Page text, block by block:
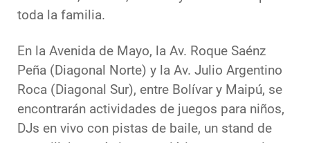
toda la familia.
En la Avenida de Mayo, la Av. Roque Saénz
Peña (Diagonal Norte) y la Av. Julio Argentino
Roca (Diagonal Sur), entre Bolívar y Maipú, se
encontrarán actividades de juegos para niños,
DJs en vivo con pistas de baile, un stand de